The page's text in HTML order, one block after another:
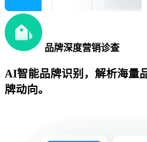
品牌深度营销诊查
AI智能品牌识别，解析海量
牌动向。